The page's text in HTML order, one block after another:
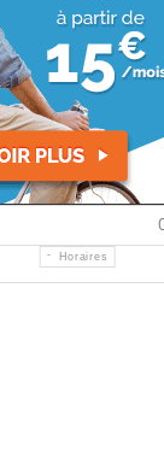
Horaires